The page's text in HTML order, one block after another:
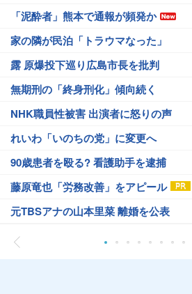
「泥酔者」熊本で通報が頻発か
家の隣が民泊「トラウマなった」
露 原爆投下巡り広島市長を批判
無期刑の「終身刑化」傾向続く
NHK職員性被害 出演者に怒りの声
れいわ「いのちの党」に変更へ
90歳患者を殴る? 看護助手を逮捕
藤原竜也「労務改善」をアピール
元TBSアナの山本里菜 離婚を公表